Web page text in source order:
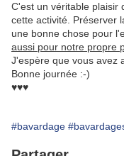
C'est un véritable plaisir
cette activité. Préserver
une bonne chose pour
aussi pour notre propre
J'espère que vous avez
Bonne journée :-)
♥♥♥
#bavardage